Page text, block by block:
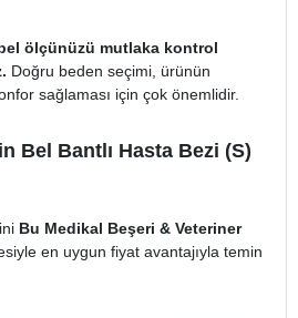
ölçünüzü mutlaka kontrol
Doğru beden seçimi, ürünün
sağlaması için çok önemlidir.
Bel Bantlı Hasta Bezi (S)
Bu Medikal Beşeri & Veteriner
en uygun fiyat avantajıyla temin